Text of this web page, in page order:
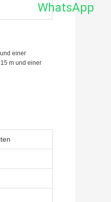
einer
m und einer
WhatsApp